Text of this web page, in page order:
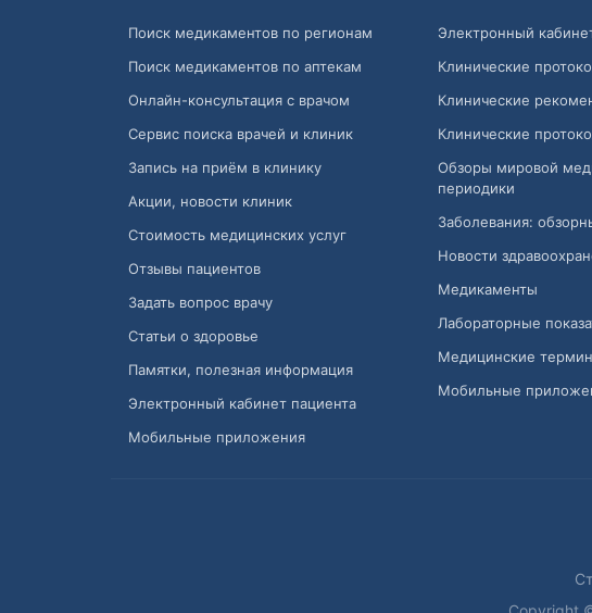
Поиск медикаментов по регионам
Поиск медикаментов по аптекам
Онлайн-консультация с врачом
Сервис поиска врачей и клиник
Запись на приём в клинику
Акции, новости клиник
Стоимость медицинских услуг
Отзывы пациентов
Задать вопрос врачу
Статьи о здоровье
Памятки, полезная информация
Электронный кабинет пациента
Мобильные приложения
Электронный
Клинические
Клинические
Клинические
Обзоры мировой
периодики
Заболевания:
Новости
Медикаменты
Лабораторные
Медицинские
Мобильные